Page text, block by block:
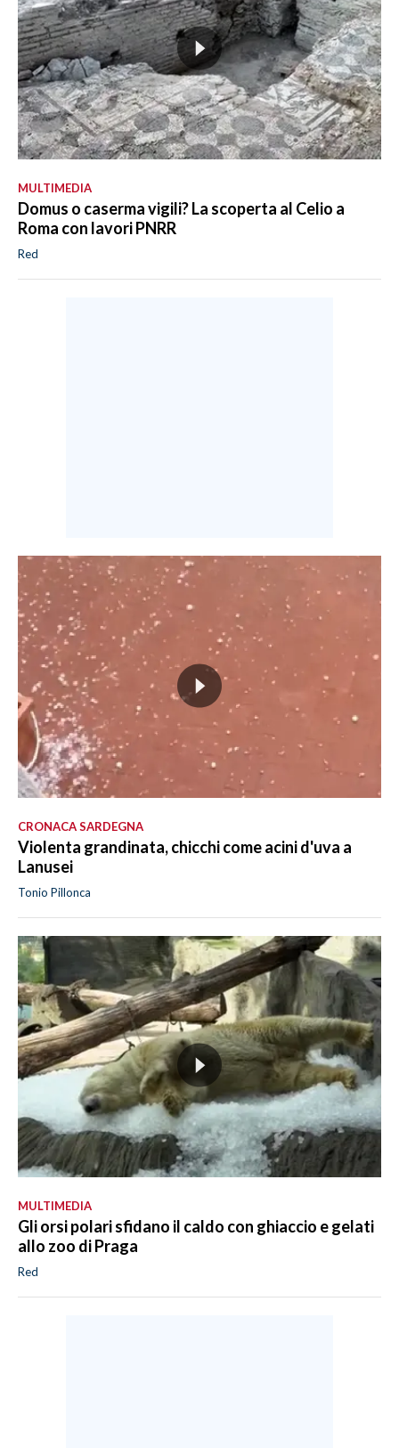
MULTIMEDIA
Domus o caserma vigili? La scoperta al Celio a
Roma con lavori PNRR
Red
CRONACA SARDEGNA
Violenta grandinata, chicchi come acini d'uva a
Lanusei
Tonio Pillonca
MULTIMEDIA
Gli orsi polari sfidano il caldo con ghiaccio e gelati
allo zoo di Praga
Red